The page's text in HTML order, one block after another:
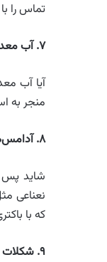
تماس را
۷.آب
آیا آب
منجر به
۸.
شاید پس
نعناعی
که با
۹.شکلات